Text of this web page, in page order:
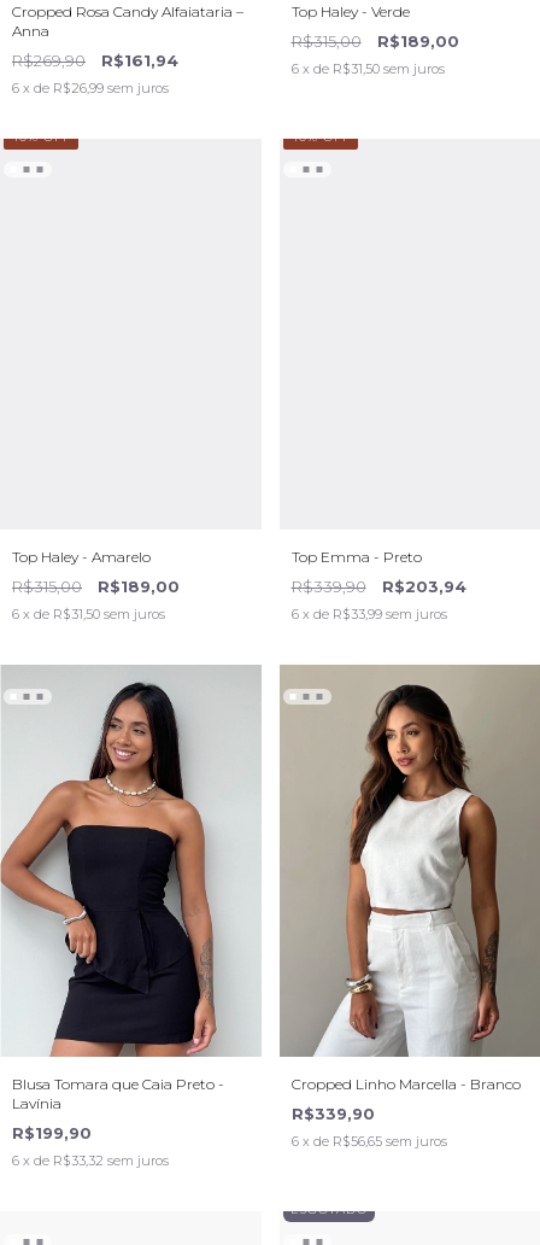
Cropped Rosa Candy Alfaiataria –
Anna
R$269,90 R$161,94
6 x de R$26,99 sem juros
Top Haley - Verde
R$315,00 R$189,00
6 x de R$31,50 sem juros
40% OFF
Top Haley - Amarelo
R$315,00 R$189,00
6 x de R$31,50 sem juros
40% OFF
Top Emma - Preto
R$339,90 R$203,94
6 x de R$33,99 sem juros
Blusa Tomara que Caia Preto -
Lavínia
R$199,90
6 x de R$33,32 sem juros
Cropped Linho Marcella - Branco
R$339,90
6 x de R$56,65 sem juros
ESGOTADO